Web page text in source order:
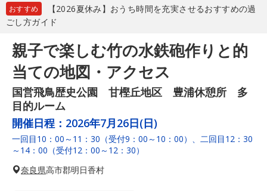
おすすめ
【2026夏休み】おうち時間を充実させるおすすめの過
ごし方ガイド
親子で楽しむ竹の水鉄砲作りと的
当ての地図・アクセス
国営飛鳥歴史公園 甘樫丘地区 豊浦休憩所 多
目的ルーム
開催日程： 2026年7月26日(日)
一回目10：00～11：30（受付9：00～10：00）、二回目12：30
～14：00（受付12：00～12：30）
奈良県高市郡明日香村